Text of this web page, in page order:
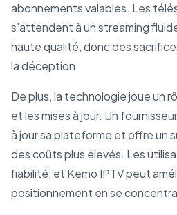
abonnements valables. Les
s'attendent à un streaming
haute qualité, donc des
la déception.
De plus, la technologie joue un
et les mises à jour. Un
à jour sa plateforme et offre un
des coûts plus élevés. Les
fiabilité, et Kemo IPTV peut
positionnement en se